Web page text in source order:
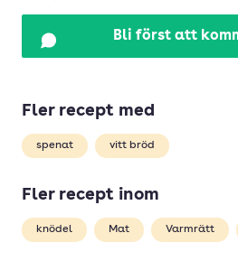
Bli först att
Fler recept med
spenat vitt bröd
Fler recept inom
knödel Mat Varmrätt